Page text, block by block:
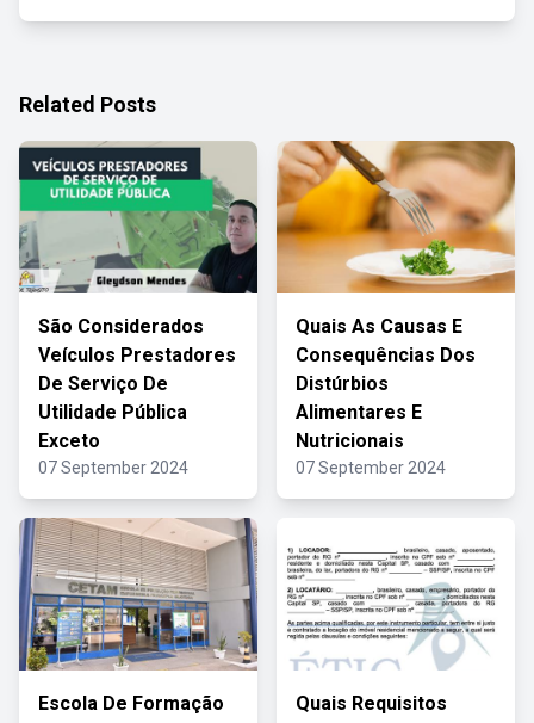
Related Posts
São Considerados
Veículos Prestadores
De Serviço De
Utilidade Pública
Exceto
07 September 2024
Quais As Causas E
Consequências Dos
Distúrbios
Alimentares E
Nutricionais
07 September 2024
Escola De Formação
Quais Requisitos